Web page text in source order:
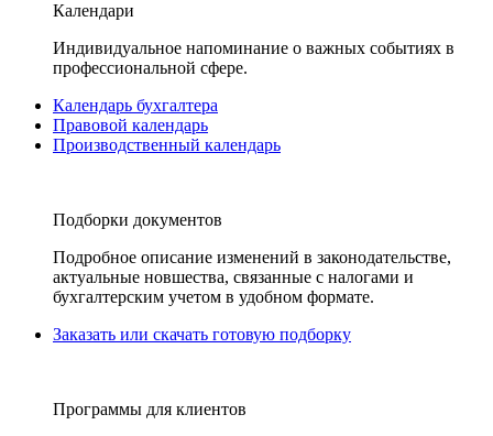
Календари
Индивидуальное напоминание о важных событиях в
профессиональной сфере.
Календарь бухгалтера
Правовой календарь
Производственный календарь
Подборки документов
Подробное описание изменений в законодательстве,
актуальные новшества, связанные с налогами и
бухгалтерским учетом в удобном формате.
Заказать или скачать готовую подборку
Программы для клиентов